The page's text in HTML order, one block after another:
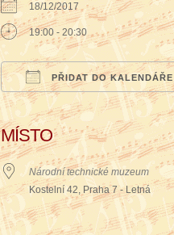
18/12/2017
19:00 - 20:30
PŘIDAT DO KALENDÁŘE
Download ICSGoogle Calendar
iCalendarOffice
MÍSTO
Národní technické muzeum
Kostelní 42, Praha 7 - Letná